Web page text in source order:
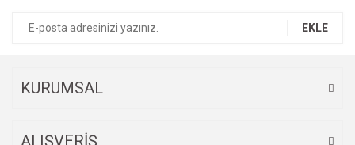
EKLE
KURUMSAL
ALIŞVERİŞ